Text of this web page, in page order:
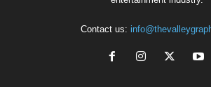
Contact us: